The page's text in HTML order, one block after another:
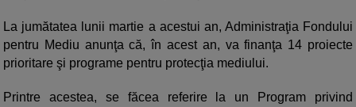
La jumătatea lunii martie a acestui an, Administraţia Fondului
pentru Mediu anunţa că, în acest an, va finanţa 14 proiecte
prioritare şi programe pentru protecţia mediului.
Printre acestea, se făcea referire la un Program privind